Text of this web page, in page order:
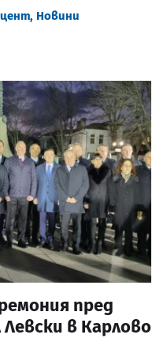
, Новини
пред
в Карлово